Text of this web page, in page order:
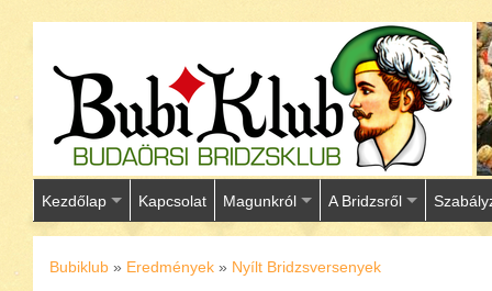
Kezdőlap Kapcsolat Magunkról A Bridzsről
Bubiklub » Eredmények » Nyílt Bridzsversenyek